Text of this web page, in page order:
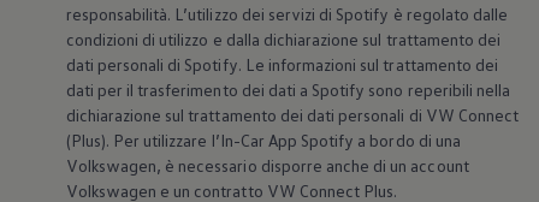
responsabilità. L’utilizzo dei servizi di Spotify è regolato dalle
condizioni di utilizzo e dalla dichiarazione sul trattamento dei
dati personali di Spotify. Le informazioni sul trattamento dei
dati per il trasferimento dei dati a Spotify sono reperibili nella
dichiarazione sul trattamento dei dati personali di VW Connect
(Plus). Per utilizzare l’In-Car App Spotify a bordo di una
Volkswagen, è necessario disporre anche di un account
Volkswagen e un contratto VW Connect Plus.